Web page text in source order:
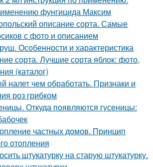
фунгицида Максим
описание сорта. Самые
с фото и описанием
Особенности и характеристика
сорта. Лучшие сорта яблок: фото,
(каталог)
налет чем обработать. Признаки и
роз грибком
Откуда появляются гусеницы:
частных домов. Принцип
отопления
штукатурку на старую штукатурку.